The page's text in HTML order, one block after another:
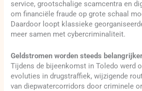
service, grootschalige scamcentra en
om financiële fraude op grote schaal
Daardoor loopt klassieke
meer samen met cybercriminaliteit.
Geldstromen worden steeds
Tijdens de bijeenkomst in Toledo werd
evoluties in drugstraffiek, wijzigende
van diepwatercorridors door criminele